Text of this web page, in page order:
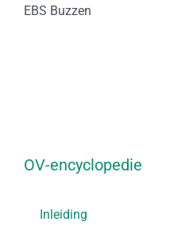
EBS Buzzen
OV-encyclopedie
Inleiding